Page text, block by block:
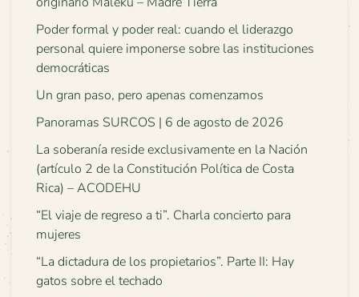
Poder formal y poder real: cuando el liderazgo
personal quiere imponerse sobre las instituciones
democráticas
Un gran paso, pero apenas comenzamos
Panoramas SURCOS | 6 de agosto de 2026
La soberanía reside exclusivamente en la Nación
(artículo 2 de la Constitución Política de Costa
Rica) – ACODEHU
“El viaje de regreso a ti”. Charla concierto para
mujeres
“La dictadura de los propietarios”. Parte II: Hay
gatos sobre el techado